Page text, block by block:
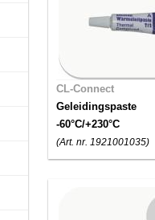
CL-Connect
Geleidingspaste
-60°C/+230°C
(Art. nr. 1921001035)